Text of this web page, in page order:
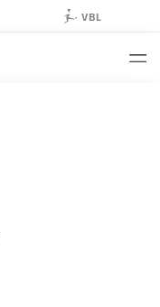
VBL